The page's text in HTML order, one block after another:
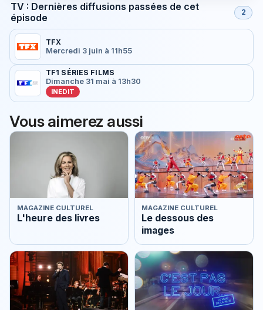
TV : Dernières diffusions passées de cet
épisode
2
TFX
Mercredi 3 juin à 11h55
TF1 SÉRIES FILMS
Dimanche 31 mai à 13h30
INEDIT
Vous aimerez aussi
MAGAZINE CULTUREL
L'heure des livres
MAGAZINE CULTUREL
Le dessous des
images